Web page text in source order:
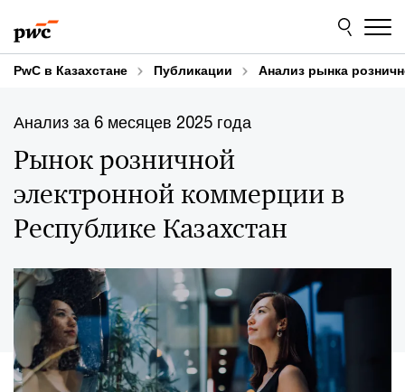
to
content
to
footer
PwC в Казахстане Публикации Анализ рынка
Анализ за 6 месяцев 2025 года
Рынок розничной
электронной коммерции в
Республике Казахстан